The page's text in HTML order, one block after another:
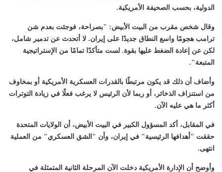
الدولية، بحسب الصحيفة الأمريكية.
وقال شخص مقرب من البيت الأبيض: "بصراحة، فوجئت بعدم شن
ترامب هجومًا واسع النطاق جديدًا على إيران. لا أتحدث عن تدمير شامل،
لكن عن إعادة الضغط عليها بقوة. لست متأكدًا تمامًا من الإستراتيجية
المتبعة".
وأضاف أن ذلك قد يكون مرتبطًا بالقدرات العسكرية الأمريكية أو بمخاوف
من استنزاف الذخائر، أو ربما لأن الرئيس لا يرغب فعلًا في زيادة التوترات
أكثر ما هي عليه الآن.
في المقابل، أكد المسؤول الكبير في البيت الأبيض، أن الولايات المتحدة
حققت "أهدافها الرئيسية" في إيران، وأن "الشق العسكري" من العملية
انتهى.
وأوضح أن الإدارة الأمريكية دخلت الآن المرحلة الثانية المتمثلة في